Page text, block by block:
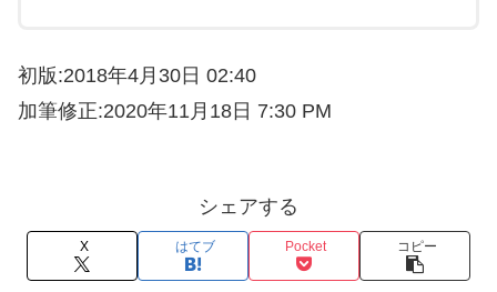
初版:2018年4月30日 02:40
加筆修正:2020年11月18日 7:30 PM
シェアする
X はてブ Pocket コピー